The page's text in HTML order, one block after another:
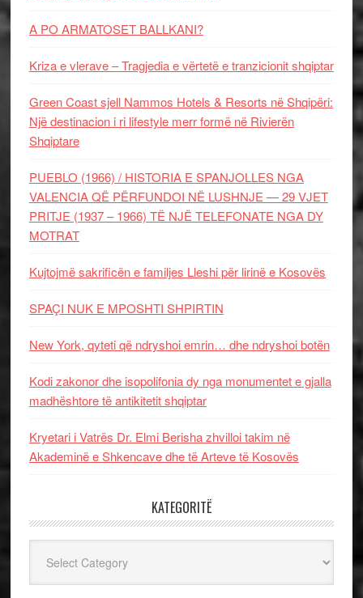
A PO ARMATOSET BALLKANI?
Kriza e vlerave – Tragjedia e vërtetë e tranzicionit shqiptar
Green Coast sjell Nammos Hotels & Resorts në Shqipëri:
Një destinacion i ri lifestyle merr formë në Rivierën
Shqiptare
PUEBLO (1966) / HISTORIA E SPANJOLLES NGA
VALENCIA QË PËRFUNDOI NË LUSHNJE — 29 VJET
PRITJE (1937 – 1966) TË NJË TELEFONATE NGA DY
MOTRAT
Kujtojmë sakrificën e familjes Lleshi për lirinë e Kosovës
SPAÇI NUK E MPOSHTI SHPIRTIN
New York, qyteti që ndryshoi emrin… dhe ndryshoi botën
Kodi zakonor dhe isopolifonia dy nga monumentet e gjalla
madhështore të antikitetit shqiptar
Kryetari i Vatrës Dr. Elmi Berisha zhvilloi takim në
Akademinë e Shkencave dhe të Arteve të Kosovës
KATEGORITË